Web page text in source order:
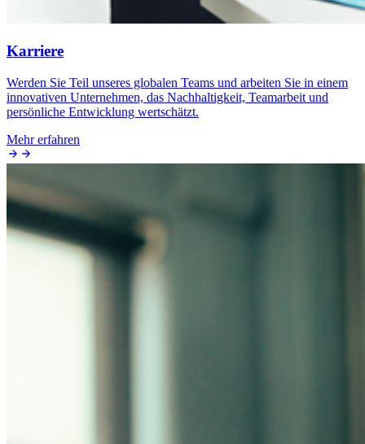
Karriere
Werden Sie Teil unseres globalen Teams und arbeiten Sie in einem
innovativen Unternehmen, das Nachhaltigkeit, Teamarbeit und
persönliche Entwicklung wertschätzt.
Mehr erfahren